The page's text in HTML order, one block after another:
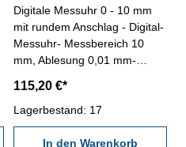
Digitale Messuhr 0 - 10 mm
mit rundem Anschlag - Digital-
Messuhr- Messbereich 10
mm, Ablesung 0,01 mm-
(20 µm)- mit Preset und
umkehrbarer Messrichtung -
Anschlag: Ø 16 mm - inkl.
Verlängerungen: 10, 20, 40,
115,20 €*
Lagerbestand: 17
In den Warenkorb